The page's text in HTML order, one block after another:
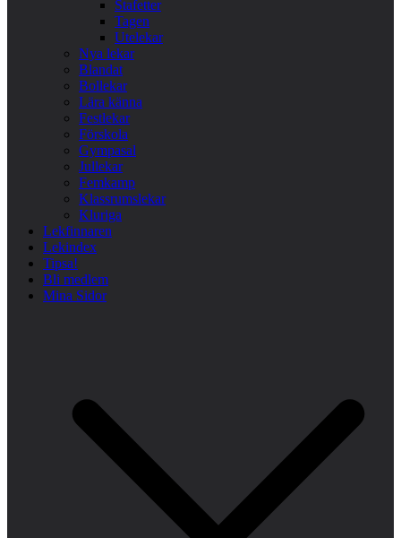
Stafetter
Tagen
Utelekar
Nya lekar
Blandat
Bollekar
Lära känna
Festlekar
Förskola
Gympasal
Jullekar
Femkamp
Klassrumslekar
Kluriga
Lekfinnaren
Lekindex
Tipsa!
Bli medlem
Mina Sidor